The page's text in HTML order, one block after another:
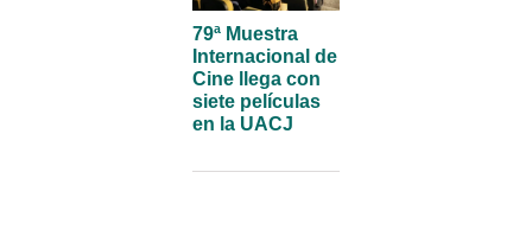
79ª Muestra
Internacional de
Cine llega con
siete películas
en la UACJ